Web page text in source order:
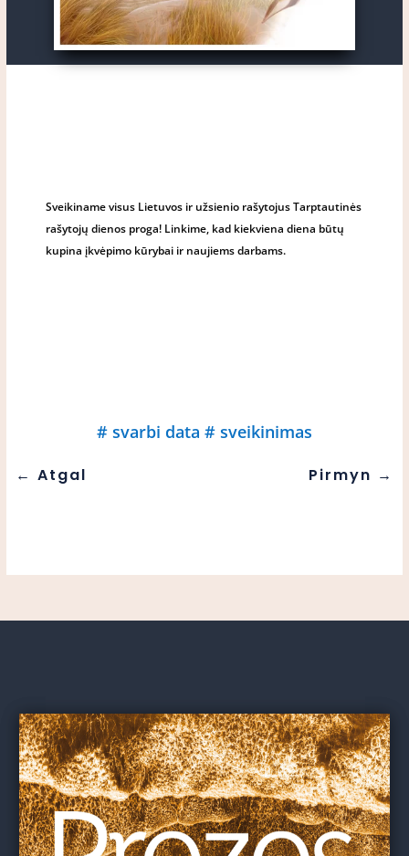
Sveikiname visus Lietuvos ir užsienio rašytojus Tarptautinės
rašytojų dienos proga! Linkime, kad kiekviena diena būtų
kupina įkvėpimo kūrybai ir naujiems darbams.
# svarbi data # sveikinimas
← Atgal Pirmyn →